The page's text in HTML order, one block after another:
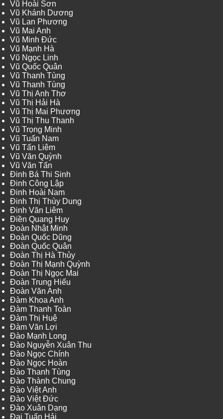
Vũ Hoài Sơn
Vũ Khánh Dương
Vũ Lan Phương
Vũ Mai Anh
Vũ Minh Đức
Vũ Mạnh Hà
Vũ Ngọc Linh
Vũ Quốc Quân
Vũ Thanh Tùng
Vũ Thanh Tùng
Vũ Thị Anh Thơ
Vũ Thị Hải Hà
Vũ Thị Mai Phương
Vũ Thị Thu Thanh
Vũ Trọng Minh
Vũ Tuấn Nam
Vũ Tấn Liêm
Vũ Văn Quỳnh
Vũ Văn Tấn
Đinh Bá Thi Sinh
Đinh Công Lập
Đinh Hoài Nam
Đinh Thị Thùy Dung
Đinh Văn Liêm
Điền Quang Huy
Đoàn Nhật Minh
Đoàn Quốc Dũng
Đoàn Quốc Quân
Đoàn Thị Hà Thủy
Đoàn Thị Mạnh Quỳnh
Đoàn Thị Ngọc Mai
Đoàn Trung Hiếu
Đoàn Văn Anh
Đàm Khoa Anh
Đàm Thanh Toàn
Đàm Thị Huệ
Đàm Văn Lợi
Đào Mạnh Long
Đào Nguyễn Xuân Thu
Đào Ngọc Chính
Đào Ngọc Hoàn
Đào Thanh Tùng
Đào Thành Chung
Đào Việt Anh
Đào Việt Đức
Đào Xuân Dạng
Đại Tuấn Hải